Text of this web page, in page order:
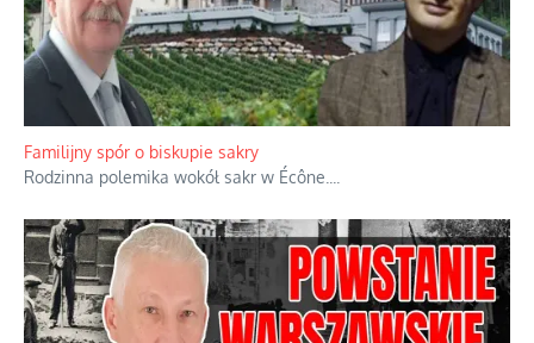
Ciemna strona podręcznikowych mitów historycznych
Historia jest doświadczeniem niepowtarzalnym i tłumaczenie,
że będziemy coś krytykować po to, żeby później znowu jakiegoś
powstania nie zrobili, jest...